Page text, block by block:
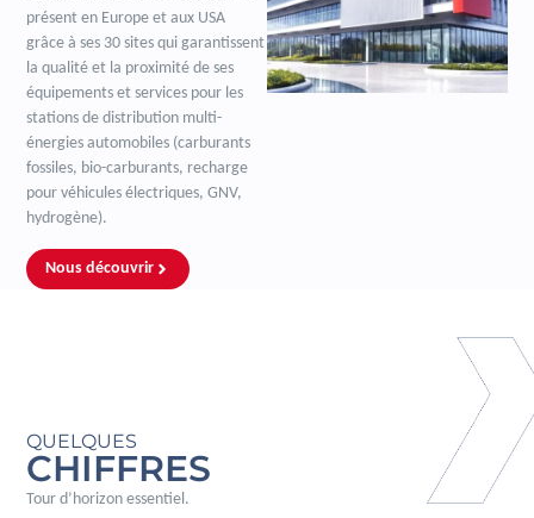
présent en Europe et aux USA
grâce à ses 30 sites qui garantissent
la qualité et la proximité de ses
équipements et services pour les
stations de distribution multi-
énergies automobiles (carburants
fossiles, bio-carburants, recharge
pour véhicules électriques, GNV,
hydrogène).
Nous découvrir
QUELQUES
CHIFFRES
Tour d’horizon essentiel.